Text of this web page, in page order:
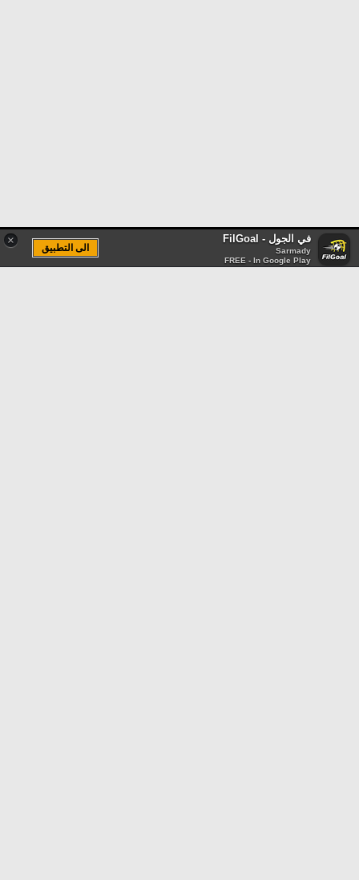
× في الجول - FilGoal
Sarmady
FREE - In Google Play
الى التطبيق